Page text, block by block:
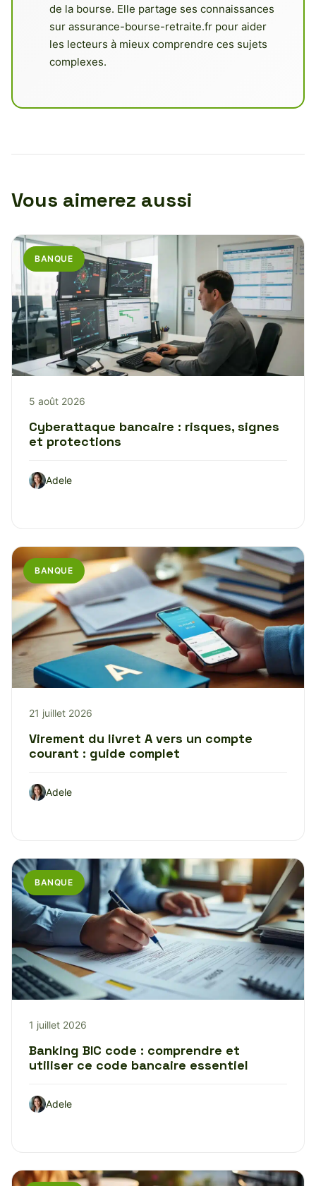
de la bourse. Elle partage ses connaissances
sur assurance-bourse-retraite.fr pour aider
les lecteurs à mieux comprendre ces sujets
complexes.
Vous aimerez aussi
BANQUE
5 août 2026
Cyberattaque bancaire : risques, signes
et protections
Adele
BANQUE
21 juillet 2026
Virement du livret A vers un compte
courant : guide complet
Adele
BANQUE
1 juillet 2026
Banking BIC code : comprendre et
utiliser ce code bancaire essentiel
Adele